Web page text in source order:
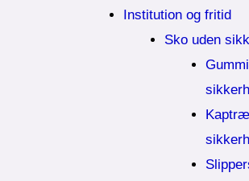
Institution og fritid
Sko uden